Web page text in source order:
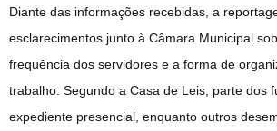
Diante das informações recebidas, a
esclarecimentos junto à Câmara Municipal
frequência dos servidores e a forma de
trabalho. Segundo a Casa de Leis, parte dos
expediente presencial, enquanto outros